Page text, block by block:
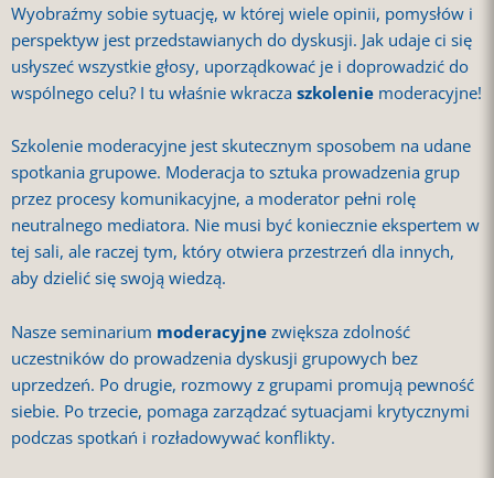
Wyobraźmy sobie sytuację, w której wiele opinii, pomysłów i
perspektyw jest przedstawianych do dyskusji. Jak udaje ci się
usłyszeć wszystkie głosy, uporządkować je i doprowadzić do
wspólnego celu? I tu właśnie wkraczaszkolenie moderacyjne!
Szkolenie moderacyjne jest skutecznym sposobem na udane
spotkania grupowe. Moderacja to sztuka prowadzenia grup
przez procesy komunikacyjne, a moderator pełni rolę
neutralnego mediatora. Nie musi być koniecznie ekspertem w
tej sali, ale raczej tym, który otwiera przestrzeń dla innych,
aby dzielić się swoją wiedzą.
Nasze seminarium moderacyjnezwiększa zdolność
uczestników do prowadzenia dyskusji grupowych bez
uprzedzeń. Po drugie, rozmowy z grupami promują pewność
siebie. Po trzecie, pomaga zarządzać sytuacjami krytycznymi
podczas spotkań i rozładowywać konflikty.